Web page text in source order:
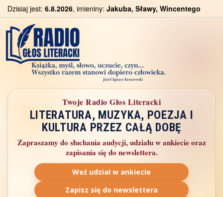
Dzisiaj jest: 6.8.2026, imieniny: Jakuba, Sławy, Wincentego
Twoje Radio Głos Literacki
LITERATURA, MUZYKA, POEZJA I
KULTURA PRZEZ CAŁĄ DOBĘ
Zapraszamy do słuchania audycji, udziału w ankiecie oraz
zapisania się do newslettera.
Weź udział w ankiecie
Zapisz się do newslettera